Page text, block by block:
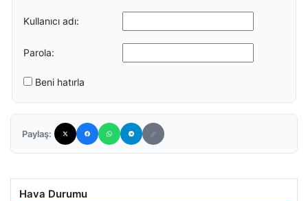
Kullanıcı adı:
Parola:
Beni hatırla
Paylaş:
Hava Durumu